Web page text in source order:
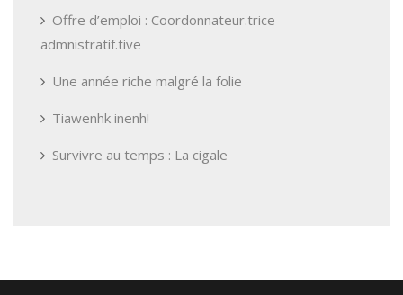
Offre d’emploi : Coordonnateur.trice
admnistratif.tive
Une année riche malgré la folie
Tiawenhk inenh!
Survivre au temps : La cigale